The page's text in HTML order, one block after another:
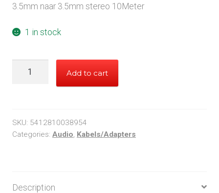
3.5mm naar 3.5mm stereo 10Meter
1 in stock
3.5mm
10Meter
quantity
Add to cart
SKU: 5412810038954
Categories: Audio, Kabels/Adapters
Description